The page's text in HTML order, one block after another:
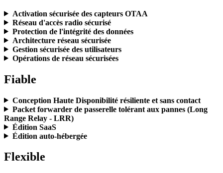
Activation sécurisée des capteurs OTAA
Réseau d'accès radio sécurisé
Protection de l'intégrité des données
Architecture réseau sécurisée
Gestion sécurisée des utilisateurs
Opérations de réseau sécurisées
Fiable
Conception Haute Disponibilité résiliente et sans contact
Packet forwarder de passerelle tolérant aux pannes (Long
Range Relay - LRR)
Édition SaaS
Édition auto-hébergée
Flexible